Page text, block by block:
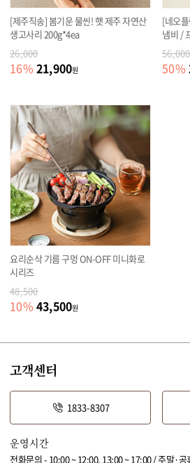
[제주직송] 봄기운 물씬! 햇 제주 자연산
생고사리 200g*4ea
26,000
16% 21,900원
[네오
냄비 /
56,000
50%
요리순삭 기름 구멍 ON-OFF 미니화로
시리즈
48,500
10% 43,500원
고객센터
1833-8307
운영시간
전화문의 - 10:00 ~ 12:00, 13:00 ~ 17:00 / 주말·공